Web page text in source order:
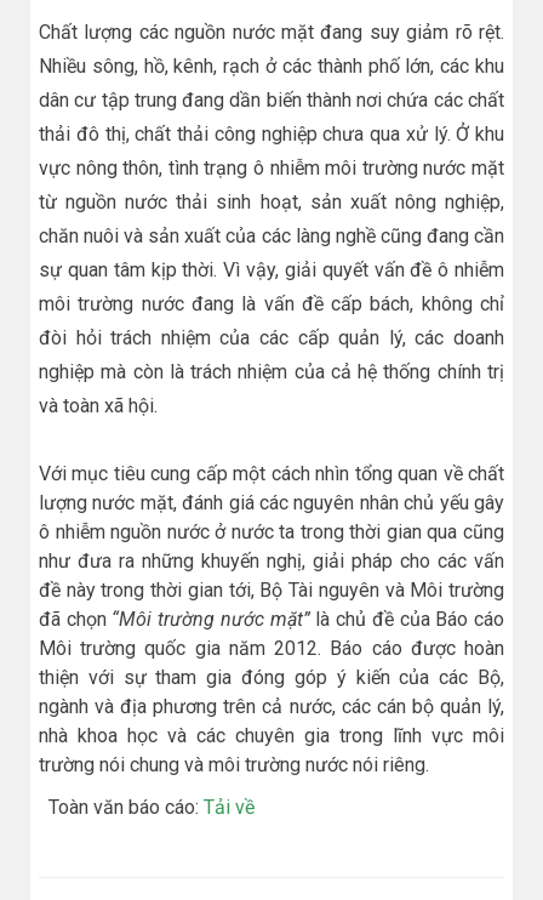
Chất lượng các nguồn nước mặt đang suy giảm rõ rệt.
Nhiều sông, hồ, kênh, rạch ở các thành phố lớn, các khu
dân cư tập trung đang dần biến thành nơi chứa các chất
thải đô thị, chất thải công nghiệp chưa qua xử lý. Ở khu
vực nông thôn, tình trạng ô nhiễm môi trường nước mặt
từ nguồn nước thải sinh hoạt, sản xuất nông nghiệp,
chăn nuôi và sản xuất của các làng nghề cũng đang cần
sự quan tâm kịp thời. Vì vậy, giải quyết vấn đề ô nhiễm
môi trường nước đang là vấn đề cấp bách, không chỉ
đòi hỏi trách nhiệm của các cấp quản lý, các doanh
nghiệp mà còn là trách nhiệm của cả hệ thống chính trị
và toàn xã hội.
Với mục tiêu cung cấp một cách nhìn tổng quan về chất
lượng nước mặt, đánh giá các nguyên nhân chủ yếu gây
ô nhiễm nguồn nước ở nước ta trong thời gian qua cũng
như đưa ra những khuyến nghị, giải pháp cho các vấn
đề này trong thời gian tới, Bộ Tài nguyên và Môi trường
đã chọn “Môi trường nước mặt” là chủ đề của Báo cáo
Môi trường quốc gia năm 2012. Báo cáo được hoàn
thiện với sự tham gia đóng góp ý kiến của các Bộ,
ngành và địa phương trên cả nước, các cán bộ quản lý,
nhà khoa học và các chuyên gia trong lĩnh vực môi
trường nói chung và môi trường nước nói riêng.
Toàn văn báo cáo: Tải về